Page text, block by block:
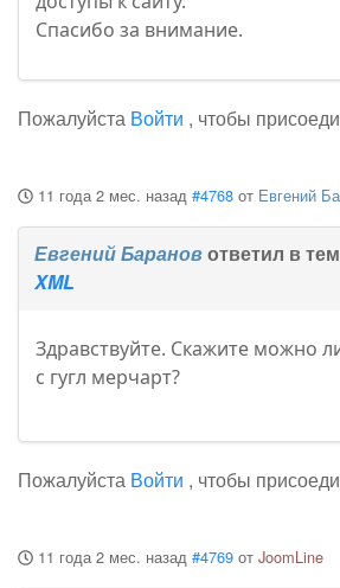
Спасибо за внимание.
Пожалуйста Войти , чтобы
11 года 2 мес. назад #4768 от Евгений
Евгений Барановответил в
XML
Здравствуйте. Скажите можно
с гугл мерчарт?
Пожалуйста Войти , чтобы
11 года 2 мес. назад #4769 от JoomLine